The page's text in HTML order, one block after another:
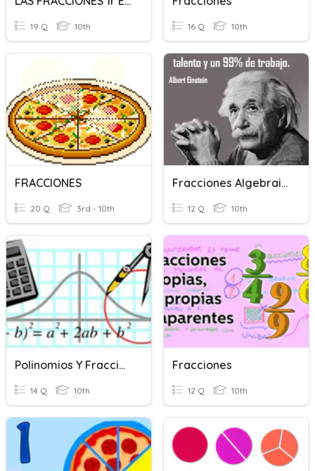
19 Q 10th 16 Q 10th
FRACCIONES
20 Q 3rd - 10th
Fracciones Algebraicas
12 Q 10th
Polinomios Y Fracciones Algebraicas
14 Q 10th
Fracciones
12 Q 10th